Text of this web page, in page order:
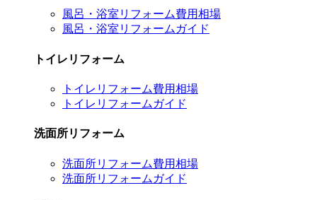
風呂・浴室リフォーム費用相場
風呂・浴室リフォームガイド
トイレリフォーム
トイレリフォーム費用相場
トイレリフォームガイド
洗面所リフォーム
洗面所リフォーム費用相場
洗面所リフォームガイド